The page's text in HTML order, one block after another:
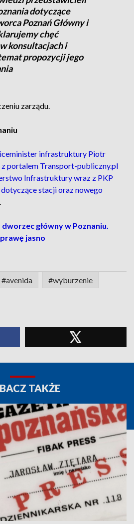
dotyczące
Poznań Główny i
chęć
konsultacjach i
propozycji jego
zarządu.
infrastruktury Piotr
portalem Transport-publiczny.pl
Infrastruktury wraz z PKP
stacji oraz nowego
.
główny w Poznaniu.
jasno
#avenida #wyburzenie
TAKŻE